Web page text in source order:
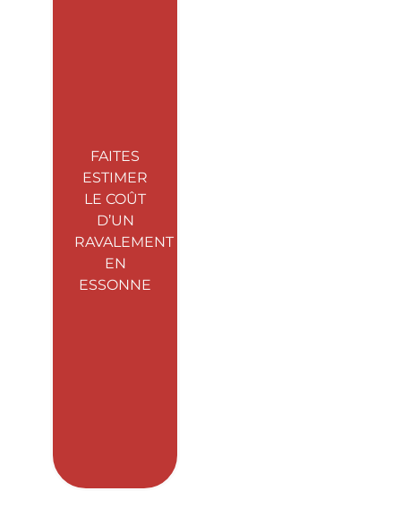
FAITES
ESTIMER
LE COÛT
D’UN
RAVALEMENT
EN
ESSONNE